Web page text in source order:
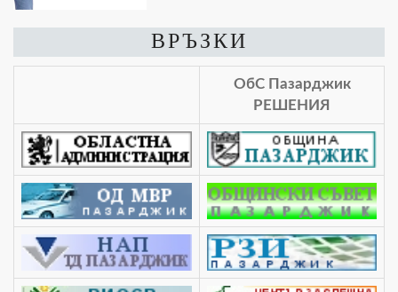
ВРЪЗКИ
ОбС Пазарджик
РЕШЕНИЯ